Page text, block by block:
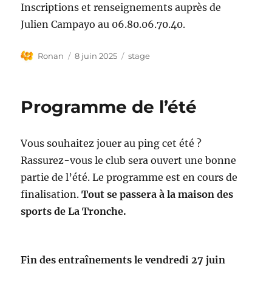
Inscriptions et renseignements auprès de
Julien Campayo au 06.80.06.70.40.
Auteur
Ronan
Publié
8 juin 2025 Étiquettes
stage
Programme de l’été
Vous souhaitez jouer au ping cet été ?
Rassurez-vous le club sera ouvert une bonne
partie de l’été. Le programme est en cours de
finalisation.Tout se passera à la maison des
sports de La Tronche.
Fin des entraînements le vendredi 27 juin